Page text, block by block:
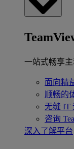
一站式畅享
面向精
顺畅的
无缝 IT
咨询
深入了解平台